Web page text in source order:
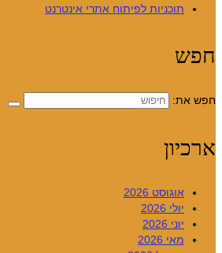
תוכניות לפיתוח אתרי אינטרנט
חפש
חפש את:
ארכיון
אוגוסט 2026
יולי 2026
יוני 2026
מאי 2026